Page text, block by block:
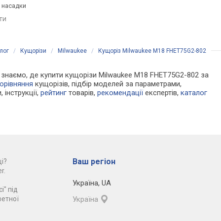
/ Кущорізи / Milwaukee / Кущоріз Milwaukee M18 FHET75G2-802
де купити кущорізи Milwaukee M18 FHET75G2-802 за
кущорізів, підбір моделей за параметрами,
інструкції,рейтинг товарів,рекомендації експертів,каталог
під
Ваш регіон
Україна, UA
Україна